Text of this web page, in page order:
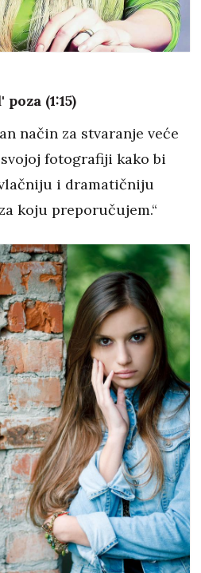
(1:15)
način za stvaranje veće
fotografiji kako bi
i dramatičniju
koju preporučujem.“